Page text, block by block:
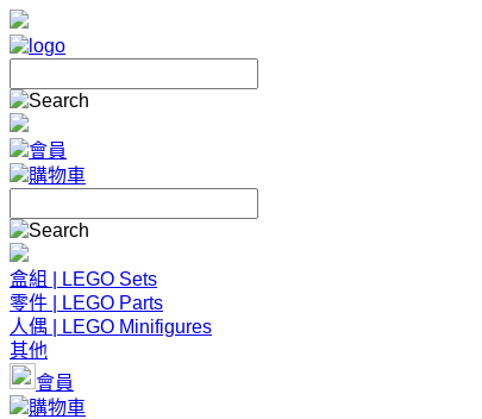
會員
購物車
盒組 | LEGO Sets
零件 | LEGO Parts
人偶 | LEGO Minifigures
其他
會員
購物車